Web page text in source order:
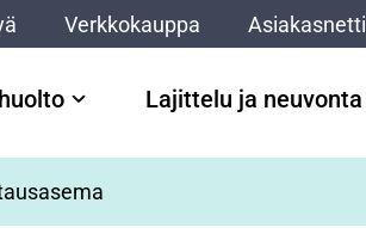
Verkkokauppa Asiakasnetti
Lajittelu ja neuvonta